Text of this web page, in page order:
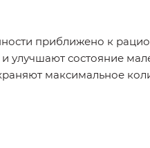
приближено к
улучшают состояние
максимальное